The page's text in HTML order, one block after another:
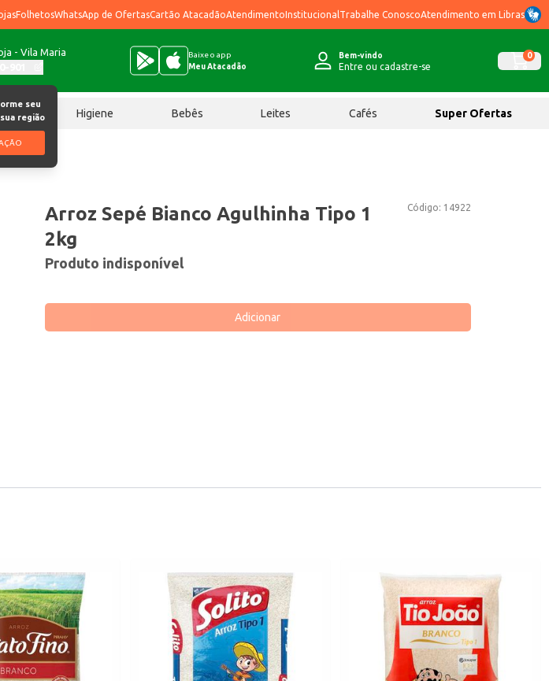
FolhetosWhatsApp de OfertasCartão AtacadãoAtendimentoInstitucional Trabalhe ConoscoAtendimento em Libras
- Vila Maria
seu
região
Baixe o app
Meu Atacadão
Bem-vindo
Entre ou cadastre-se
0
Higiene Bebês Leites Cafés Super Ofertas
Código: 14922
Arroz Sepé Bianco Agulhinha Tipo 1
2kg
Produto indisponível
Adicionar